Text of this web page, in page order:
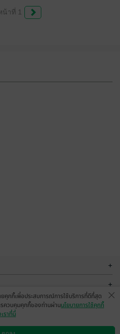
น้าที่ 1
+
+
คุกกี้เพื่อประสบการณ์การใช้บริการที่ดีที่สุด
ควบคุมคุกกี้ของท่านผ่านนโยบายการใช้คุกกี้
ราที่นี่